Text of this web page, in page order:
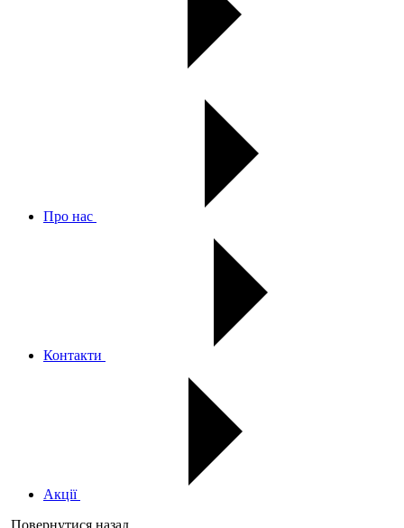
Про нас
Контакти
Акції
Повернутися назад